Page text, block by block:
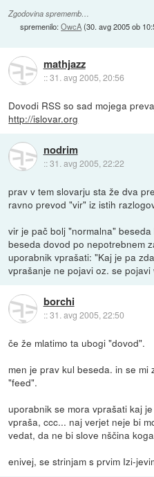
Zgodovina sprememb…
spremenilo:OwcA(30. avg 2005 ob
mathjazz
::31. avg 2005, 20:56
Dovodi RSS so sad mojega
http://islovar.org
nodrim
::31. avg 2005, 22:22
prav v tem slovarju sta že dva
ravno prevod "vir" iz istih
vir je pač bolj "normalna"
beseda dovod po nepotrebnem
uporabnik vprašati: "Kaj je pa
vprašanje ne pojavi oz. se
borchi
::31. avg 2005, 22:50
če že mlatimo ta ubogi "dovod".
men je prav kul beseda. in se
"feed".
uporabnik se mora vprašati kaj
vpraša, ccc... naj verjet neje bi
vedat, da ne bi slove nščina
enivej, se strinjam s prvim Izi-